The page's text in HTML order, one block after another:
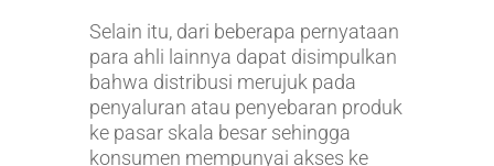
Selain itu, dari beberapa pernyataan
para ahli lainnya dapat disimpulkan
bahwa distribusi merujuk pada
penyaluran atau penyebaran produk
ke pasar skala besar sehingga
konsumen mempunyai akses ke